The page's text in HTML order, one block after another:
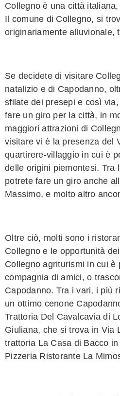
Collegno è una città
Il comune di Collegno, si
originariamente alluvionale,
Se decidete di visitare
natalizio e di Capodanno,
sfilate dei presepi e così
fare un giro per la città, in
maggiori attrazioni di
visitare vi è la presenza del
quartirere-villaggio in cui è
delle origini piemontesi. Tra
potrete fare un giro anche
Massimo, e molto altro
Oltre ciò, molti sono i
Collegno e le opportunità
Collegno agriturismi in cui è
compagnia di amici, o
Capodanno. Tra i vari, i più
un ottimo cenone
Trattoria Del Cavalcavia di
Giuliana, che si trova in Via
trattoria La Casa di Bacco
Pizzeria Ristorante La